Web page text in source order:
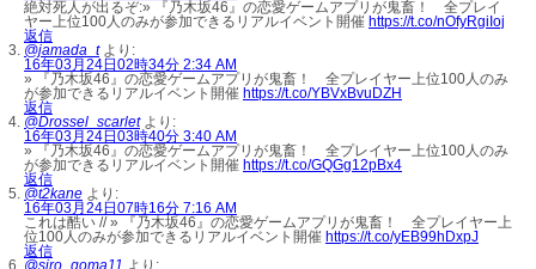
絶対死人が出るぞ:» 『乃木坂46』の恋愛ゲームアプリが鬼畜！ 全プレイ
ヤー上位100人のみが参加できるリアルイベント開催 https://t.co/nOfyRgiIoj
返信
@jamada_t より:
16年03月24日02時34分 2:34 AM
» 『乃木坂46』の恋愛ゲームアプリが鬼畜！ 全プレイヤー上位100人のみ
が参加できるリアルイベント開催 https://t.co/YBVxBvuDZH
返信
@Drossel_scarlet より:
16年03月24日03時40分 3:40 AM
» 『乃木坂46』の恋愛ゲームアプリが鬼畜！ 全プレイヤー上位100人のみ
が参加できるリアルイベント開催 https://t.co/GQGg12pBx4
返信
@t2kane より:
16年03月24日07時16分 7:16 AM
これは酷い // » 『乃木坂46』の恋愛ゲームアプリが鬼畜！ 全プレイヤー上
位100人のみが参加できるリアルイベント開催 https://t.co/yEB99hDxpJ
返信
@siro_goma11 より: